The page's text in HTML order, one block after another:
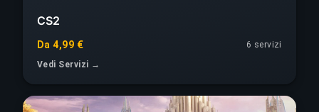
CS2
Da 4,99 €
6 servizi
Vedi Servizi →